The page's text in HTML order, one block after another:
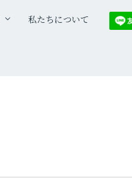
私たちについて